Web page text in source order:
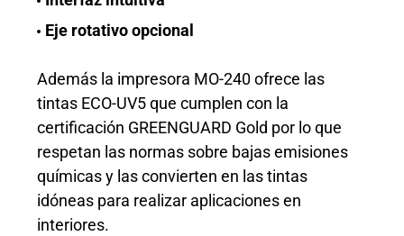
Eje rotativo opcional
Además la impresora MO-240 ofrece las
tintas ECO-UV5 que cumplen con la
certificación GREENGUARD Gold por lo que
respetan las normas sobre bajas emisiones
químicas y las convierten en las tintas
idóneas para realizar aplicaciones en
interiores.